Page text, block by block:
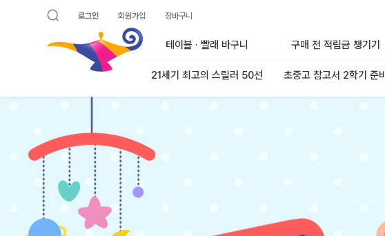
로그인 회원가입 장바구니
테이블 · 빨래 바구니 구매 전 적립금 챙기기
21세기 최고의 스릴러 50선 초중고 참고서 2학기 준비